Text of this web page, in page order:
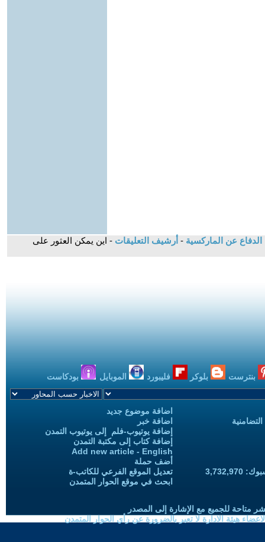
عن الماركسية - أرشيف التعليقات - اين يمكن العثور على
بنترست بلوكر فليبورد الموبايل بودكاست
اضافة موضوع جديد
اضافة خبر
إضافة يوتيوب-فلم إلى يوتيوب التمدن
إضافة كتاب إلى مكتبة التمدن
Add new article - English
أضف حملة
تعديل الموقع الفرعي للكاتب-ة
ابحث في موقع الحوار المتمدن
متاحة للجميع مع الإشارة إلى المصدر
هيئة الادارة لا تعبر بالضرورة عن رأي الحوار المتمدن